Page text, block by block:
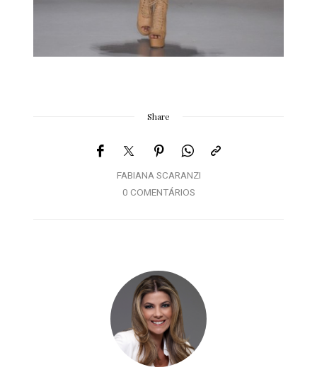
Share
FABIANA SCARANZI
0 COMENTÁRIOS